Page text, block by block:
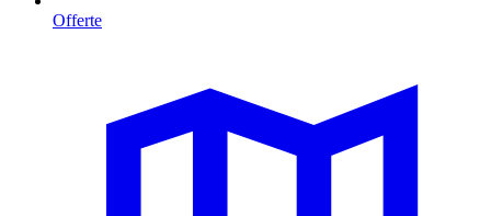
Offerte